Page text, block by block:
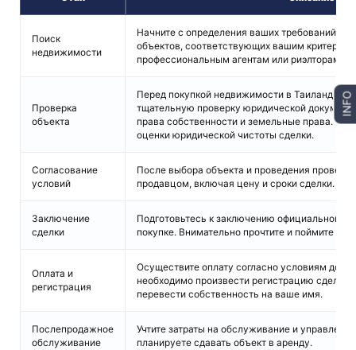
Поиск
недвижимости
Начните с определения ваших требований к
объектов, соответствующих вашим
профессиональным агентам или риэлторам
Проверка
объекта
Перед покупкой недвижимости в Таиланде
тщательную проверку юридической
права собственности и земельные права.
оценки юридической чистоты сделки.
Согласование
условий
После выбора объекта и проведения
продавцом, включая цену и сроки сделки.
Заключение
сделки
Подготовьтесь к заключению официального
покупке. Внимательно прочтите и поймите
Оплата и
регистрация
Осуществите оплату согласно условиям
необходимо произвести регистрацию сделки
перевести собственность на ваше имя.
Послепродажное
обслуживание
Учтите затраты на обслуживание и
планируете сдавать объект в аренду.
INFO